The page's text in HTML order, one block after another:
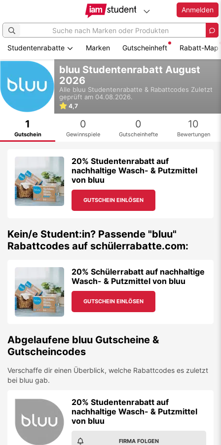
Zum
springen
Anmelden
Studentenrabatte Marken Gutscheinheft Rabatt-Map
bluu Studentenrabatt August
2026
Alle bluu Studentenrabatte & Rabattcodes Zuletzt
geprüft am 04.08.2026.
4,7
1
Gutschein
0
Gewinnspiele
0
Gutscheinhefte
10
Bewertungen
20% Studentenrabatt auf
nachhaltige Wasch- & Putzmittel
von bluu
GUTSCHEIN EINLÖSEN
Kein/e Student:in? Passende "bluu"
Rabattcodes auf schülerrabatte.com:
20% Schülerrabatt auf nachhaltige
Wasch- & Putzmittel von bluu
GUTSCHEIN EINLÖSEN
Abgelaufene bluu Gutscheine &
Gutscheincodes
Verschaffe dir einen Überblick, welche Rabattcodes es zuletzt
bei bluu gab.
20% Studentenrabatt auf
nachhaltige Wasch- & Putzmittel
von bluu
FIRMA FOLGEN